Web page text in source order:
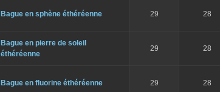
Bague en sphène éthéréenne 29 28
Bague en pierre de soleil
éthéréenne
29 28
Bague en fluorine éthéréenne 29 28